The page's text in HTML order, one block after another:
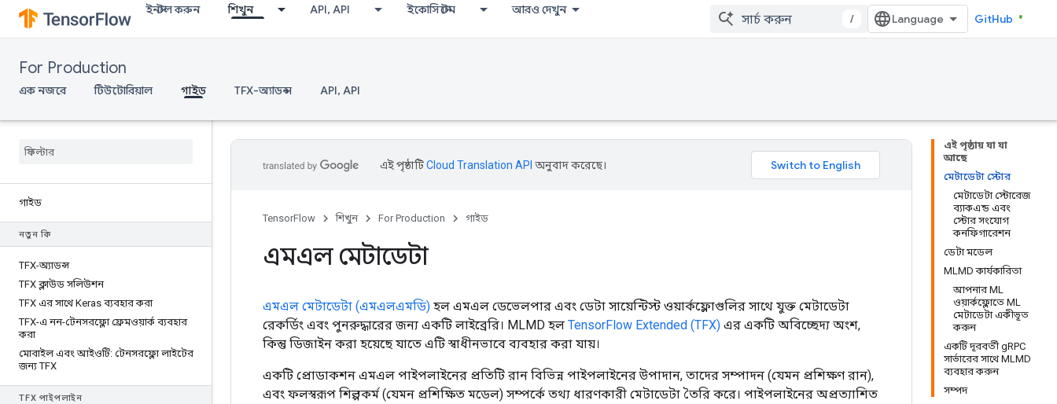
ইনস্টল করুন শিখুন API, API ইকোসিস্টেম আরও দেখুন
/ GitHub
For Production
এক নজরে টিউটোরিয়াল গাইড TFX-অ্যাডন্স API, API
গাইড
নতুন কি
TFX-অ্যাডন্স
TFX ক্লাউড সলিউশন
TFX এর সাথে Keras ব্যবহার করা
TFX-এ নন-টেনসরফ্লো ফ্রেমওয়ার্ক ব্যবহার
করা
মোবাইল এবং আইওটি: টেনসরফ্লো লাইটের
জন্য TFX
TFX পাইপলাইন
এই পৃষ্ঠায় যা যা
আছে
মেটাডেটা স্টোর
মেটাডেটা স্টোরেজ
ব্যাকএন্ড এবং
স্টোর সংযোগ
কনফিগারেশন
ডেটা মডেল
MLMD কার্যকারিতা
আপনার ML
ওয়ার্কফ্লোতে ML
মেটাডেটা একীভূত
করুন
একটি দূরবর্তী gRPC
সার্ভারের সাথে MLMD
ব্যবহার করুন
সম্পদ
এই পৃষ্ঠাটিCloud Translation API অনুবাদ করেছে।
TensorFlow শিখুন For Production গাইড
এমএল মেটাডেটা
এমএল মেটাডেটা (এমএলএমডি) হল এমএল ডেভেলপার এবং ডেটা সায়েন্টিস্ট ওয়ার্কফ্লোগুলির সাথে যুক্ত মেটাডেটা
রেকর্ডিং এবং পুনরুদ্ধারের জন্য একটি লাইব্রেরি। MLMD হল TensorFlow Extended (TFX) এর একটি অবিচ্ছেদ্য অংশ,
কিন্তু ডিজাইন করা হয়েছে যাতে এটি স্বাধীনভাবে ব্যবহার করা যায়।
একটি প্রোডাকশন এমএল পাইপলাইনের প্রতিটি রান বিভিন্ন পাইপলাইনের উপাদান, তাদের সম্পাদন (যেমন প্রশিক্ষণ রান),
এবং ফলস্বরূপ শিল্পকর্ম (যেমন প্রশিক্ষিত মডেল) সম্পর্কে তথ্য ধারণকারী মেটাডেটা তৈরি করে। পাইপলাইনের অপ্রত্যাশিত